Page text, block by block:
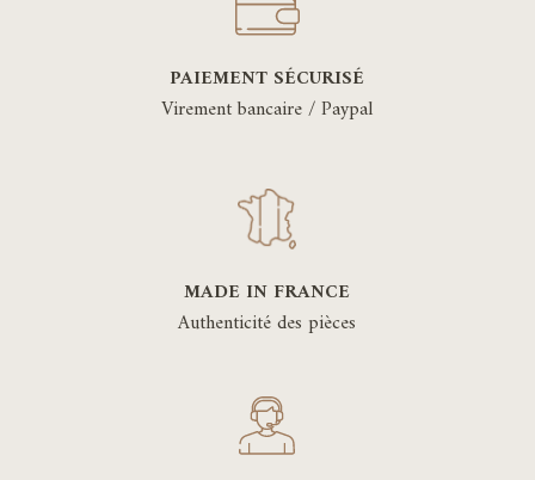
PAIEMENT SÉCURISÉ
Virement bancaire / Paypal
MADE IN FRANCE
Authenticité des pièces